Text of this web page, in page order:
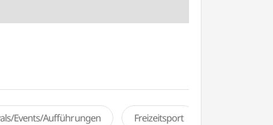
Events/Aufführungen Freizeitsport